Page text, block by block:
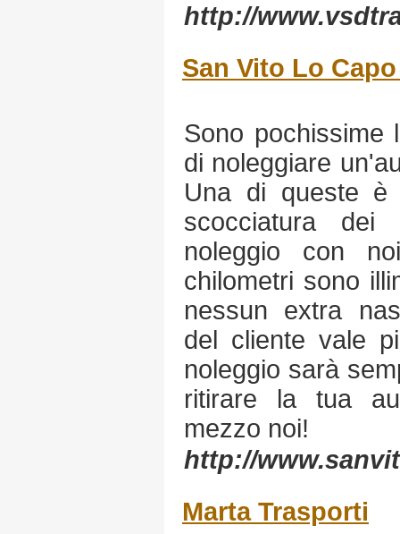
http://
San Vito Lo
Sono pochissime
di noleggiare
Una di queste
scocciatura
noleggio con
chilometri sono
nessun extra
del cliente vale
noleggio sarà
ritirare la tua
mezzo noi!
http://
Marta Trasporti